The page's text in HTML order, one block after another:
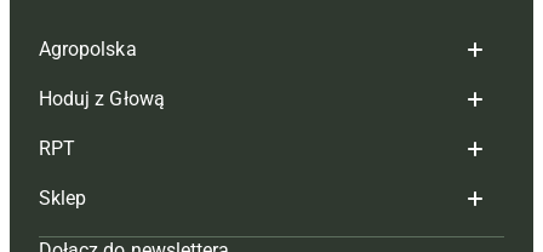
Agropolska
Redakcja
Reklama
Tagi
Hoduj z Głową
Hoduj z głową bydło
Hoduj z głową świnie
RPT
Redakcja
Sklep